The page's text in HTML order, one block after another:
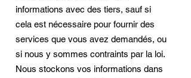
informations avec des tiers, sauf si
cela est nécessaire pour fournir des
services que vous avez demandés, ou
si nous y sommes contraints par la loi.
Nous stockons vos informations dans